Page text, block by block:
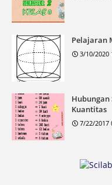
Pelajaran
3/10/2020
Hubungan
Kuantitas
7/22/2017